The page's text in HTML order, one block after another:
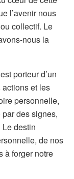
l’avenir nous
collectif. Le
nous la
porteur d’un
et les
personnelle,
des signes,
destin
de nos
à forger notre